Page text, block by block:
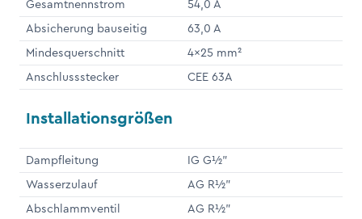
Gesamtnennstrom
54,0 A
Absicherung bauseitig
63,0 A
Mindesquerschnitt
4x25 mm²
Anschlussstecker
CEE 63A
Installationsgrößen
Dampfleitung
IG G½"
Wasserzulauf
AG R½"
Abschlammventil
AG R½"